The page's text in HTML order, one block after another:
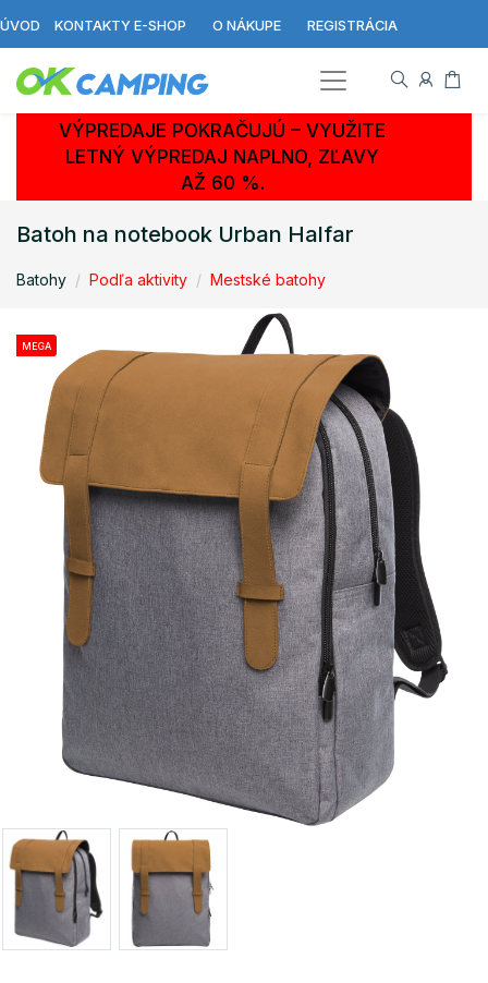
ÚVOD KONTAKTY E-SHOP O NÁKUPE REGISTRÁCIA
VÝPREDAJE POKRAČUJÚ – VYUŽITE
LETNÝ VÝPREDAJ NAPLNO, ZĽAVY
AŽ 60 %.
Batoh na notebook Urban Halfar
Batohy Podľa aktivity Mestské batohy
MEGA